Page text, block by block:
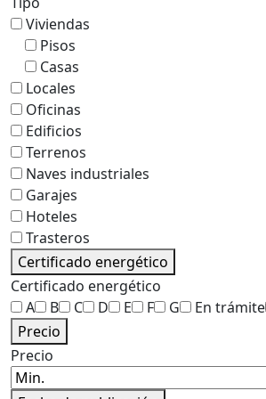
Viviendas
Pisos
Casas
Locales
Oficinas
Edificios
Terrenos
Naves industriales
Garajes
Hoteles
Trasteros
Certificado energético
Certificado energético
A
B C D E F G En trámite
Precio
Precio